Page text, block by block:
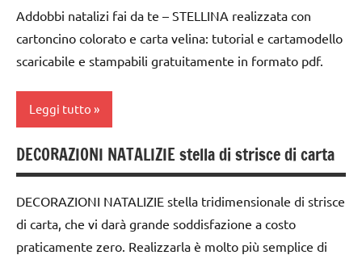
TUTTI GLI
ARTICOLI
manualità
TUTTI GLI
ARTICOLI
Natale
STAGIONI
TUTORIAL
ARGOMENTI
PER ETA'
6
anni
natalizie
Inverno
lavoretti
per
Natale
Addobbi natalizi fai da te – STELLINA realizzata con
cartoncino colorato e carta velina: tutorial e cartamodello
scaricabile e stampabili gratuitamente in formato pdf.
Leggi tutto
albero
di
Natale
carta
DECORAZIONI NATALIZIE stella di strisce di carta
DECORAZIONI NATALIZIE stella tridimensionale di strisce
di carta, che vi darà grande soddisfazione a costo
praticamente zero. Realizzarla è molto più semplice di